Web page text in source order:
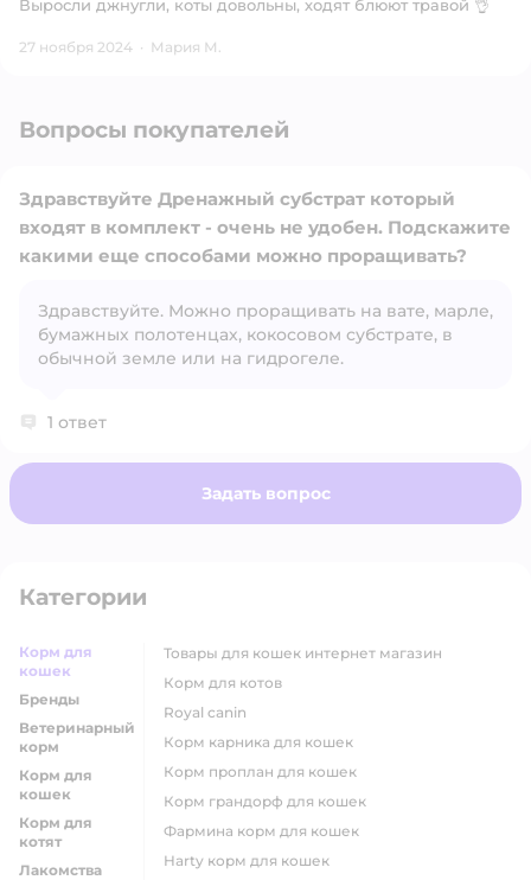
Выросли джнугли, коты довольны, ходят блюют травой 👌
27 ноября 2024 · Мария М.
Вопросы покупателей
Открыть вопрос
Здравствуйте Дренажный субстрат который
входят в комплект - очень не удобен. Подскажите
какими еще способами можно проращивать?
Здравствуйте. Можно проращивать на вате, марле,
бумажных полотенцах, кокосовом субстрате, в
обычной земле или на гидрогеле.
1 ответ
Задать вопрос
Категории
Корм для
кошек
Бренды
Ветеринарный
корм
Корм для
кошек
Корм для
котят
Лакомства
товары для кошек интернет магазин
корм для котов
royal canin
корм карника для кошек
корм проплан для кошек
корм грандорф для кошек
фармина корм для кошек
harty корм для кошек